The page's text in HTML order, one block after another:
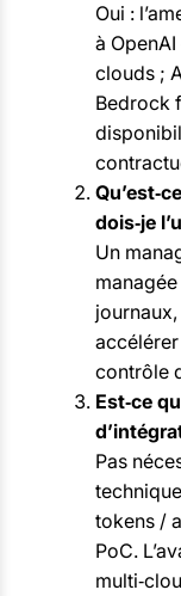
Oui :
à
clouds ;
Bedrock
dois‑je
Un
contrôle
Est‑ce
Pas
tokens /
PoC.